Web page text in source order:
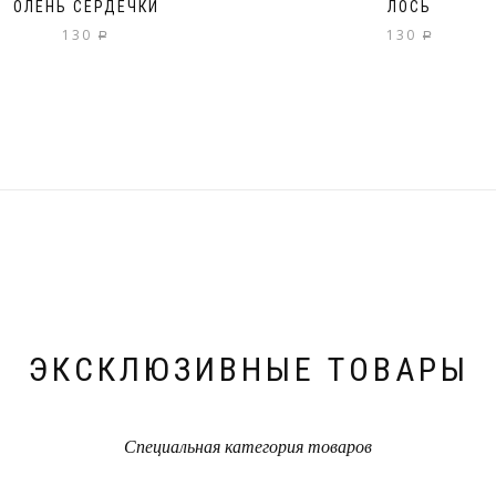
ОЛЕНЬ СЕРДЕЧКИ
130 Р
ЛОСЬ
130 Р
ЭКСКЛЮЗИВНЫЕ ТОВАРЫ
Специальная категория товаров